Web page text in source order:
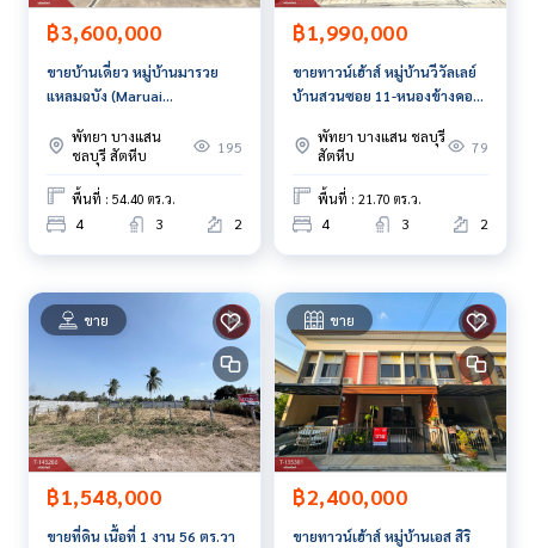
฿3,600,000
ขายบ้านเดี่ยว หมู่บ้านมารวย
แหลมฉบัง (Maruai
พัทยา บางแสน
ชลบุรี สัตหีบ
195
พื้นที่ : 54.40 ตร.ว.
4 3 2
฿1,990,000
ขายทาวน์เฮ้าส์ หมู่บ้านวีวัลเลย์
บ้านสวนซอย 11-หนองข้างคอก
พัทยา บางแสน ชลบุรี
สัตหีบ
79
พื้นที่ : 21.70 ตร.ว.
4 3 2
ขาย
฿1,548,000
ขายที่ดิน เนื้อที่ 1 งาน 56 ตร.วา
ขาย
฿2,400,000
ขายทาวน์เฮ้าส์ หมู่บ้านเอส สิริ